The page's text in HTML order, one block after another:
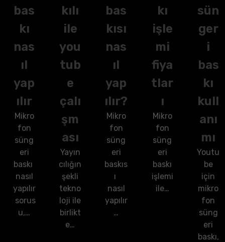
bas
kı
nas
ıl
yap
ılır
Mikro
fon
süng
eri
baskı
nasıl
yapılır
sorus
u,…
kılı
ile
you
tub
e
çalı
şm
ası
Yayın
cılığın
şekli
tekno
loji ile
birlikt
e…
bas
kısı
nas
ıl
yap
ılır?
Mikro
fon
süng
eri
baskıs
ı
nasıl
yapılır
…
kı
işle
mi
fiya
tlar
ı
Mikro
fon
süng
eri
baskı
işlemi
ile…
sün
ger
i
bas
kı
kull
anı
mı
Youtu
be
için
mikro
fon
süng
eri
baskı,